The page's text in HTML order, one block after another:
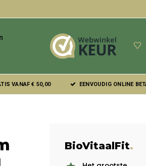
VANAF € 50,00 EENVOUDIG ONLINE
BioVitaalFit.